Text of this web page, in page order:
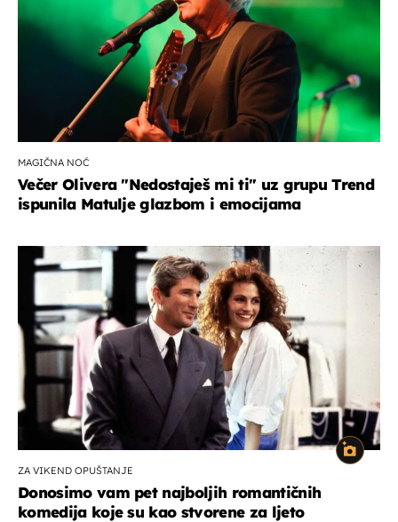
MAGIČNA NOĆ
Večer Olivera "Nedostaješ mi ti" uz grupu Trend
ispunila Matulje glazbom i emocijama
ZA VIKEND OPUŠTANJE
Donosimo vam pet najboljih romantičnih
komedija koje su kao stvorene za ljeto